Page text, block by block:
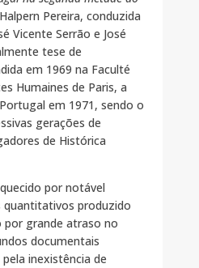
Pereira, conduzida
Vicente Serrão e José
tese de
em 1969 na Faculté
Humaines de Paris, a
em 1971, sendo o
gerações de
de Histórica
por notável
quantitativos produzido
grande atraso no
documentais
inexistência de